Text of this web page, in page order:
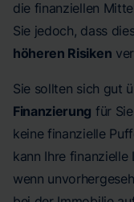
die finanziellen
Sie jedoch, dass
höheren Risiken
Sie sollten sich gut
Finanzierung für
keine finanzielle
kann Ihre
wenn